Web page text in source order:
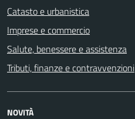
Catasto e urbanistica
Imprese e commercio
Salute, benessere e assistenza
Tributi, finanze e contravvenzioni
NOVITÀ